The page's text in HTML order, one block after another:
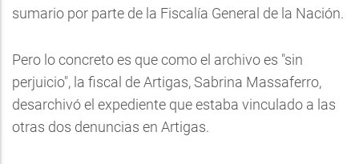
sumario por parte de la Fiscalía General de la Nación.
Pero lo concreto es que como el archivo es "sin
perjuicio", la fiscal de Artigas, Sabrina Massaferro,
desarchivó el expediente que estaba vinculado a las
otras dos denuncias en Artigas.